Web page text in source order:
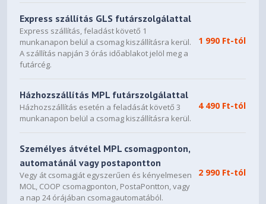
Billentyűzet világítás
Igen
Numerikus billentyűzet
Igen
Fizikai jellemzők
Alap szín
Szélesség (max.)
354 mm
Magasság (max.)
27,3 mm
Mélység (max.)
269 mm
Nettó súly
2,2 kg
Állapot
Új
Express szállítás GLS futárszolgálattal
Express szállítás, feladást követő 1
munkanapon belül a csomag kiszállításra kerül.
A szállítás napján 3 órás időablakot jelöl meg a
futárcég.
1 990 Ft-tól
Házhozszállítás MPL futárszolgálattal
Házhozszállítás esetén a feladását követő 3
munkanapon belül a csomag kiszállításra kerül.
4 490 Ft-tól
Személyes átvétel MPL csomagponton,
automatánál vagy postapontton
Vegy át csomagját egyszerűen és kényelmesen
MOL, COOP csomagponton, PostaPontton, vagy
a nap 24 órájában csomagautomatából.
2 990 Ft-tól